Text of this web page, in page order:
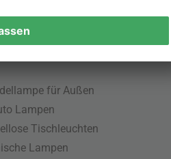
für Außen
Lampen
Tischleuchten
Lampen